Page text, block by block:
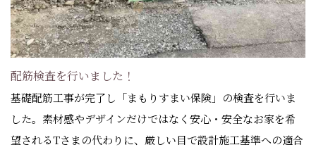
配筋検査を行いました！
基礎配筋工事が完了し「まもりすまい保険」の検査を行いま
した。素材感やデザインだけではなく安心・安全なお家を希
望されるTさまの代わりに、厳しい目で設計施工基準への適合